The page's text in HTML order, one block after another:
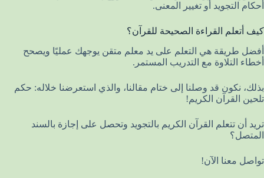
أحكام التجويد أو تغيير المعنى.
كيف أتعلم القراءة الصحيحة للقرآن؟
أفضل طريقة هي التعلم على يد معلم متقن يوجهك عمليًا ويصحح
أخطاء التلاوة مع التدريب المستمر.
بذلك، نكون قد وصلنا إلى ختام مقالنا، والذي استعرضنا خلاله: حكم
تلحين القرآن الكريم!
تريد أن تتعلم القرآن الكريم بالتجويد وتحصل على إجازة بالسند
المتصل؟
تواصل معنا الآن!